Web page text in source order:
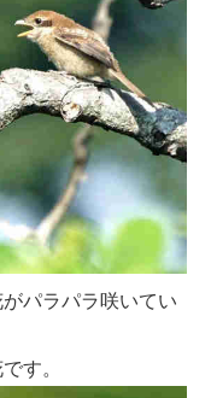
パラパラ咲いてい
す。